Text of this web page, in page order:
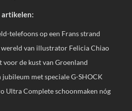
artikelen:
telefoons op een Frans strand
van illustrator Felicia Chiao
voor de kust van Groenland
met speciale G-SHOCK
Ultra Complete schoonmaken nóg